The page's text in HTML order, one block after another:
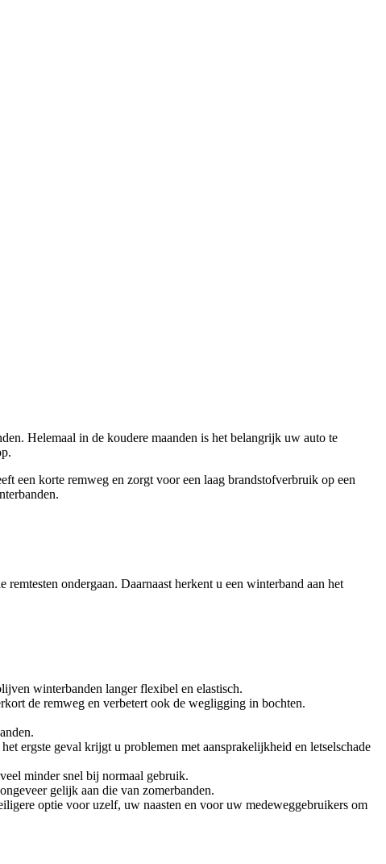
Helemaal in de koudere maanden is het belangrijk uw auto te
een korte remweg en zorgt voor een laag brandstofverbruik op een
ondergaan. Daarnaast herkent u een winterband aan het
winterbanden langer flexibel en elastisch.
de remweg en verbetert ook de wegligging in bochten.
ergste geval krijgt u problemen met aansprakelijkheid en letselschade
minder snel bij normaal gebruik.
gelijk aan die van zomerbanden.
optie voor uzelf, uw naasten en voor uw medeweggebruikers om